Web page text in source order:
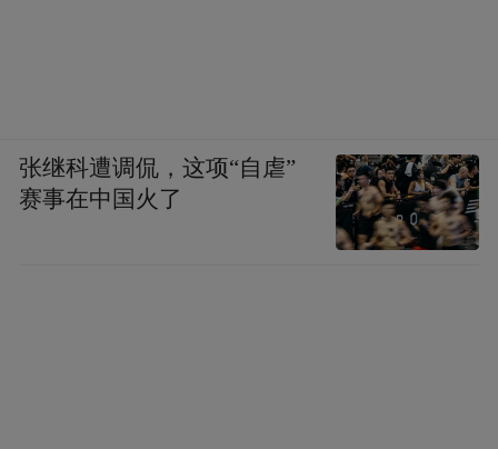
张继科遭调侃，这项“自虐”
赛事在中国火了